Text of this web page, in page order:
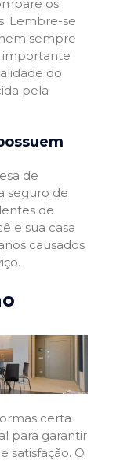
os
Lembre-se
sempre
importante
do
pela
de
seguro de
de
e sua casa
causados
certa
para garantir
satisfação. O